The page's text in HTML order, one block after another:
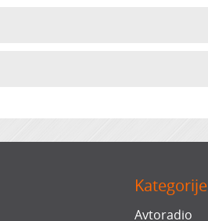
Kategorije
Avtoradio